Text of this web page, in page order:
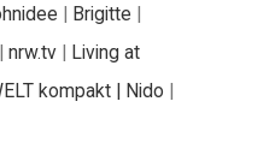
| Brigitte |
| nrw.tv | Living at
kompakt | Nido |